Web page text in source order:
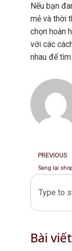
Nếu bạn
mẻ và thời
chọn hoàn
với các
nhau để
PREVIOUS
Bài